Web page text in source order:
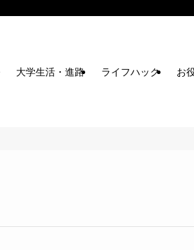
大学生活・進路 ライフハック お